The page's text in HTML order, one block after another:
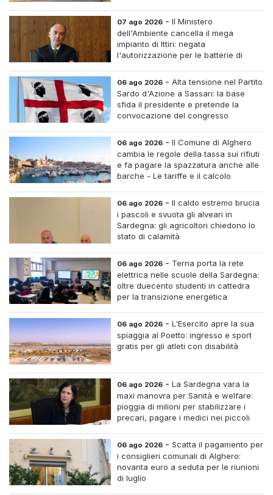
07 ago 2026 -Il Ministero
dell'Ambiente cancella il mega
impianto di Ittiri: negata
l'autorizzazione per le batterie di
06 ago 2026 -Alta tensione nel Partito
Sardo d'Azione a Sassari: la base
sfida il presidente e pretende la
convocazione del congresso
06 ago 2026 -Il Comune di Alghero
cambia le regole della tassa sui rifiuti
e fa pagare la spazzatura anche alle
barche - Le tariffe e il calcolo
06 ago 2026 -Il caldo estremo brucia
i pascoli e svuota gli alveari in
Sardegna: gli agricoltori chiedono lo
stato di calamità
06 ago 2026 - Terna porta la rete
elettrica nelle scuole della Sardegna:
oltre duecento studenti in cattedra
per la transizione energetica
06 ago 2026 -L'Esercito apre la sua
spiaggia al Poetto: ingresso e sport
gratis per gli atleti con disabilità
06 ago 2026 -La Sardegna vara la
maxi manovra per Sanità e welfare:
pioggia di milioni per stabilizzare i
precari, pagare i medici nei piccoli
06 ago 2026 -Scatta il pagamento per
i consiglieri comunali di Alghero:
novanta euro a seduta per le riunioni
di luglio